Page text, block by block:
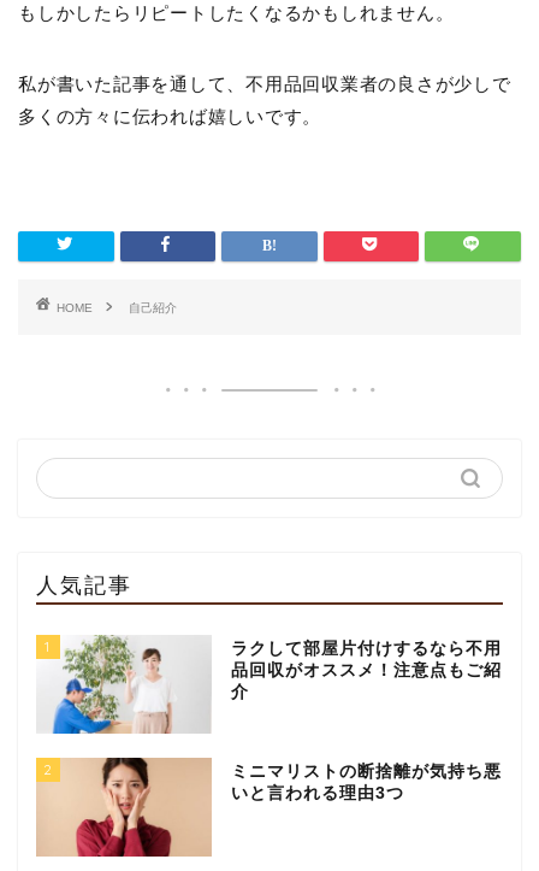
もしかしたらリピートしたくなるかもしれません。
私が書いた記事を通して、不用品回収業者の良さが少しで
多くの方々に伝われば嬉しいです。
HOME 自己紹介
人気記事
1
ラクして部屋片付けするなら不用
品回収がオススメ！注意点もご紹
介
2
ミニマリストの断捨離が気持ち悪
いと言われる理由3つ